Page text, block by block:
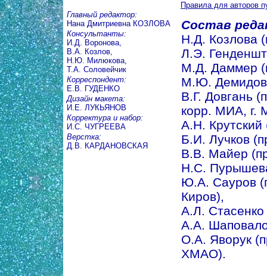
Главный редактор:
Нана Дмитриевна КОЗЛОВА
Консультанты:
И.Д. Воронова,
В.А. Козлов,
Н.Ю. Милюкова,
Т.А. Соловейчик
Корреспондент:
Е.В. ГУДЕНКО
Дизайн макета:
И.Е. ЛУКЬЯНОВ
Корректура и набор:
И.С. ЧУГРЕЕВА
Верстка:
Д.В. КАРДАНОВСКАЯ
Правила для авторов
Состав
Н.Д. Козлова
Л.Э.
М.Д. Даммер
М.Ю.
В.Г. Довгань
корр. МИА, г.
А.Н.
Б.И. Лучков
В.В. Майер
Н.С.
Ю.А. Сауров
Киров),
А.Л.
А.А.
О.А. Яворук
ХМАО).